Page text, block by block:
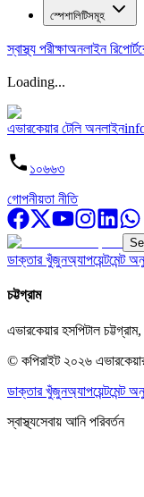
স্পেশালিটিসমূহ
স্বাস্থ্য পরীক্ষাঅনলাইন রিপোর্ট
Loading...
এভারকেয়ার টেলি অনলাইন
১০৬৬৩
গোপনীয়তা নীতি
ডাক্তার খুঁজুনঅ্যাপয়েন্টমেন্ট
চট্টগ্রাম
এভারকেয়ার হসপিটাল
© কপিরাইট ২০২৬
ডাক্তার খুঁজুনঅ্যাপয়েন্টমেন্ট
স্বাস্থ্যসেবায় আনি পরিবর্তন